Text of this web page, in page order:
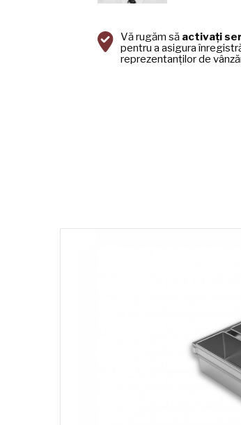
Vă rugăm să activați
pentru a asigura
reprezentanților de